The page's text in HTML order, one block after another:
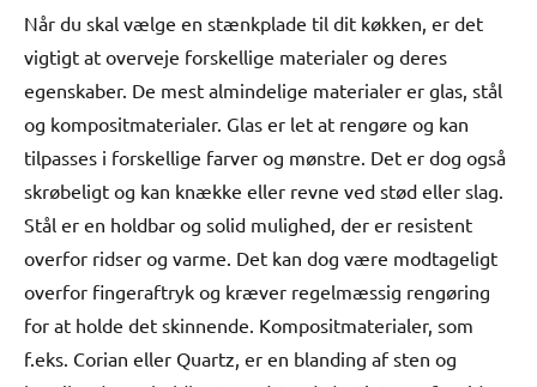
Når du skal vælge en stænkplade til dit køkken, er det
vigtigt at overveje forskellige materialer og deres
egenskaber. De mest almindelige materialer er glas, stål
og kompositmaterialer. Glas er let at rengøre og kan
tilpasses i forskellige farver og mønstre. Det er dog også
skrøbeligt og kan knække eller revne ved stød eller slag.
Stål er en holdbar og solid mulighed, der er resistent
overfor ridser og varme. Det kan dog være modtageligt
overfor fingeraftryk og kræver regelmæssig rengøring
for at holde det skinnende. Kompositmaterialer, som
f.eks. Corian eller Quartz, er en blanding af sten og